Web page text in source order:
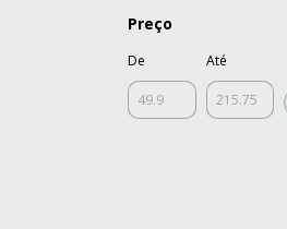
Preço
De Até